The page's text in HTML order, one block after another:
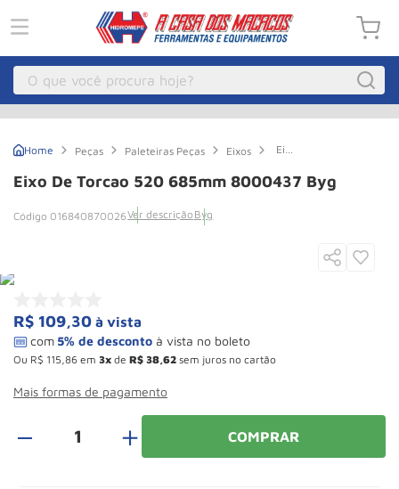
O que você procura hoje?
Peças Paleteiras Peças Eixos
Eixo
Torcao
520
Eixo De Torcao 520 685mm 8000437 Byg
016840870026Ver descrição Byg
R$ 109,30 à vista
Ou R$ 115 86 em 3 de R$ 38 62 sem juros no cartão
Mais formas de pagamento
＋ COMPRAR
Guincho Eletrico
Macaco Hidraulico
4º Macaco Jacare
7 Macaco
8º Talha